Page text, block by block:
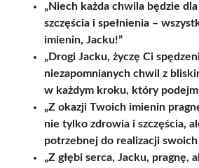
„Niech każda chwila będzie
szczęścia i spełnienia –
imienin, Jacku!”
„Drogi Jacku, życzę Ci
niezapomnianych chwil z
w każdym kroku, który
„Z okazji Twoich imienin
nie tylko zdrowia i szczęścia,
potrzebnej do realizacji swoich
„Z głębi serca, Jacku, pragnę,